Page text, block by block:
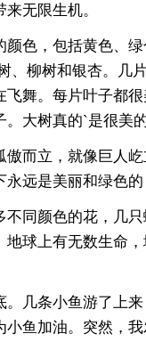
无限生机。
色，包括黄色、绿
、柳树和银杏。几
飞舞。每片叶子都
大树真的`是很美的
而立，就像巨人屹
远是美丽和绿色的
同颜色的花，几只
地球上有无数生命
几条小鱼游了上来
小鱼加油。突然，